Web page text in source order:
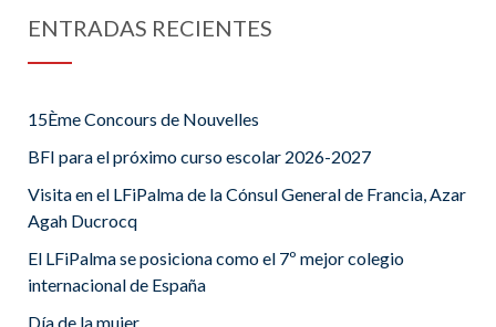
ENTRADAS RECIENTES
15Ème Concours de Nouvelles
BFI para el próximo curso escolar 2026-2027
Visita en el LFiPalma de la Cónsul General de Francia, Azar
Agah Ducrocq
El LFiPalma se posiciona como el 7º mejor colegio
internacional de España
Día de la mujer